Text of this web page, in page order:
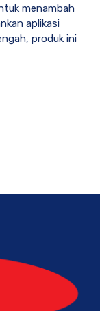
menambah
aplikasi
produk ini